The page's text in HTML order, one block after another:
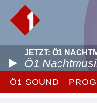
JETZT: Ö1
Ö1
Ö1 SOUND